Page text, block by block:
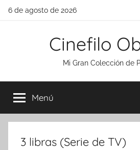
Saltar
6 de agosto de 2026
Cinefilo
Mi Gran Colección de
Menú
3 libras (Serie de TV)